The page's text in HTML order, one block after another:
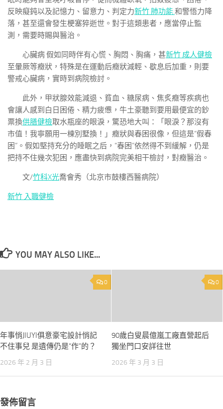
反映癡鈍以及記憶力、留意力、判定力新竹 肺功能和警悟力降
落，甚至還會發生梗塞猝逝世。對于這類患者，應當停止監
測，需要時賜與醫治。
心臟病 假如同時伴有心慌、胸悶、胸痛，甚新竹 成人健檢
至暈厥等癥狀，特殊是在運動后癥狀減輕、歇息后加重，則要
警戒心臟病，實時到病院檢討。
此外，甲狀腺效能減退、貧血、糖尿病、焦炙癥等疾病也
會讓人感到白日困倦、精力疲憊，牛土豪聽到要用最便宜的鈔
票換供膳健檢取水瓶座的眼淚，驚恐地大叫：「眼淚？那沒有
市值！我寧願用一棟別墅換！」癥狀與春困很像，但這是“假春
困”。假如堅持充分的睡眠之后，“春困”依然得不到緩解，仍是
把持不住幾次犯困，應盡快到病院完美相干檢討，對癥醫治。
文/竹科X光喬會秀（北京市鼓樓西醫病院）
新竹 入職健檢
YOU MAY ALSO LIKE...
0
年事悄JIUYI俱意豪宅設計悄記
不住事兒 是遺傳仍是“作”的？
2026 年 2 月 3 日
0
90歲白叟晨億嵐工廠直營起后
獨坐門口安詳往世
2026 年 3 月 3 日
發佈留言